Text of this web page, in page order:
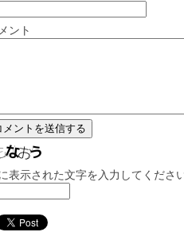
ント
に表示された文字を入力してください